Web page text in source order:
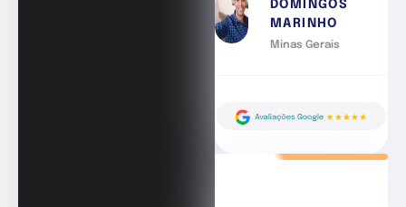
DOMINGOS
MARINHO
Minas Gerais